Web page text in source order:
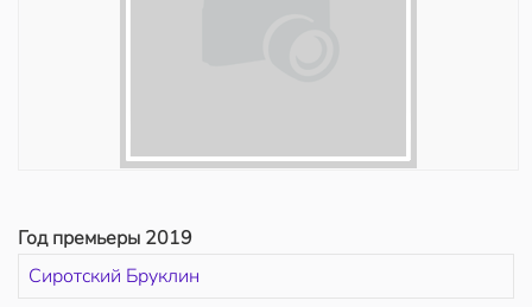
Год премьеры 2019
Сиротский Бруклин